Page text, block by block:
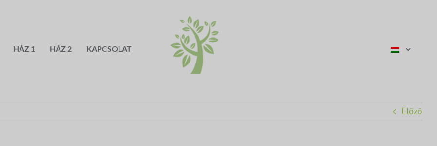
HÁZ 1 HÁZ 2 KAPCSOLAT
Előző